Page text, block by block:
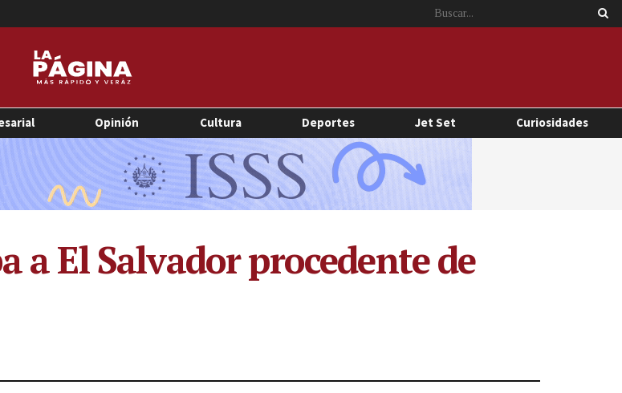
Opinión Cultura Deportes Jet Set Curiosidades
a El Salvador procedente de